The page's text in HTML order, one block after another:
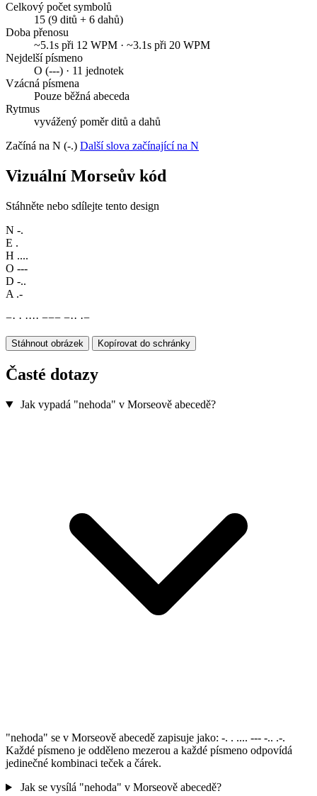
Celkový počet symbolů
15 (9 ditů + 6 dahů)
Doba přenosu
~5.1s při 12 WPM · ~3.1s při 20 WPM
Nejdelší písmeno
O (---) · 11 jednotek
Vzácná písmena
Pouze běžná abeceda
Rytmus
vyvážený poměr ditů a dahů
Začíná na N (-.) Další slova začínající na N
Vizuální Morseův kód
Stáhněte nebo sdílejte tento design
N -.
E .
H ....
O ---
D -..
A .-
−· · ···· −−− −·· ·−
Stáhnout obrázek Kopírovat do schránky
Časté dotazy
Jak vypadá "nehoda" v Morseově abecedě?
"nehoda" se v Morseově abecedě zapisuje jako: -. . .... --- -.. .-.
Každé písmeno je odděleno mezerou a každé písmeno odpovídá
jedinečné kombinaci teček a čárek.
Jak se vysílá "nehoda" v Morseově abecedě?